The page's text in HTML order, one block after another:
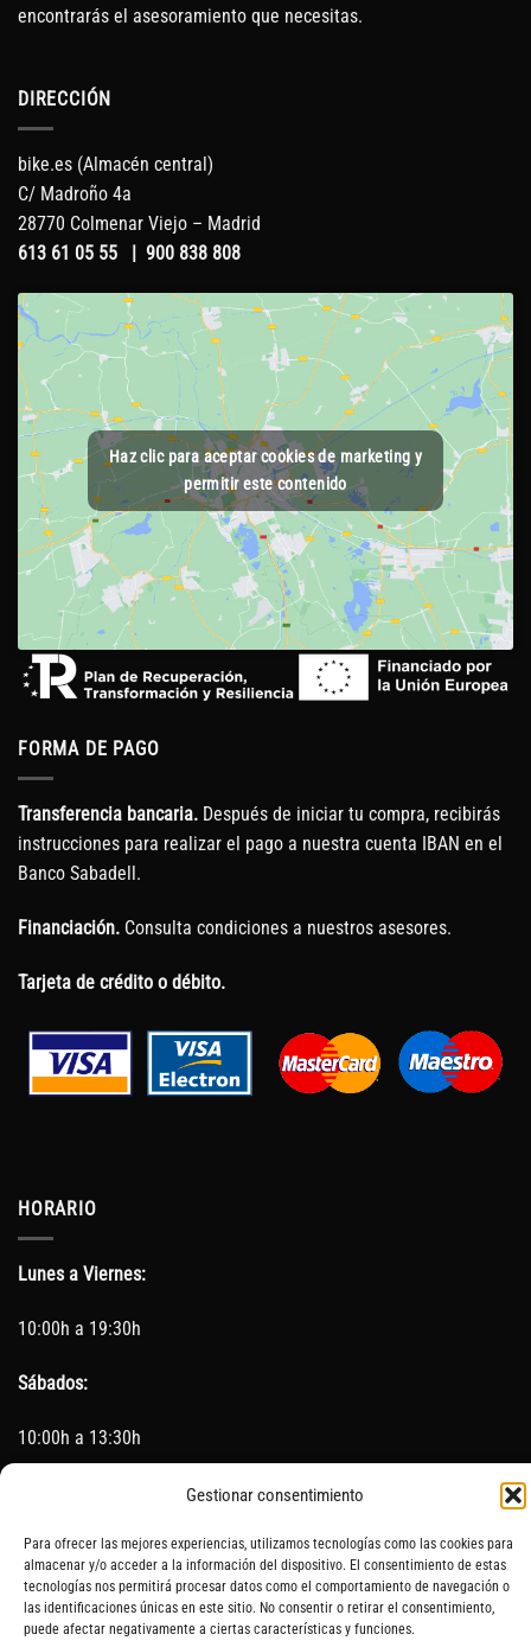
Gestionar consentimiento
Para ofrecer las mejores experiencias, utilizamos tecnologías como las cookies para
almacenar y/o acceder a la información del dispositivo. El consentimiento de estas
tecnologías nos permitirá procesar datos como el comportamiento de navegación o
las identificaciones únicas en este sitio. No consentir o retirar el consentimiento,
puede afectar negativamente a ciertas características y funciones.
encontrarás el asesoramiento que necesitas.
DIRECCIÓN
bike.es (Almacén central)
C/ Madroño 4a
28770 Colmenar Viejo – Madrid
613 61 05 55 | 900 838 808
Haz clic para aceptar cookies de marketing y
permitir este contenido
FORMA DE PAGO
Transferencia bancaria. Después de iniciar tu compra, recibirás
instrucciones para realizar el pago a nuestra cuenta IBAN en el
Banco Sabadell.
Financiación. Consulta condiciones a nuestros asesores.
Tarjeta de crédito o débito.
HORARIO
Lunes a Viernes:
10:00h a 19:30h
Sábados:
10:00h a 13:30h
(Cerrado los Sábados en Agosto)
Sin servicio de taller del 15 de Agosto al 5 de septiembre